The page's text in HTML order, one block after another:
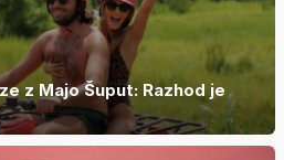
z Majo Šuput: Razhod je